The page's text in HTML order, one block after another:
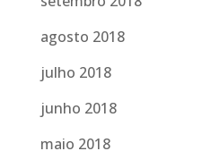
agosto 2018
julho 2018
junho 2018
maio 2018